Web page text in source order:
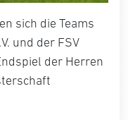
sich die Teams
und der FSV
der Herren